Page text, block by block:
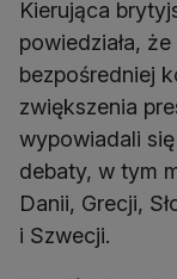
Kierująca
powiedziała,
bezpośredniej
zwiększenia
wypowiadali
debaty, w tym
Danii, Grecji,
i Szwecji.